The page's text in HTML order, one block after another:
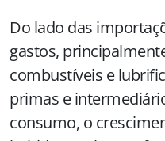
Do lado das
gastos,
combustíveis e
primas e
consumo, o